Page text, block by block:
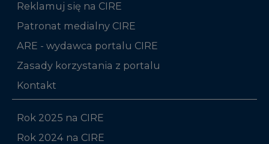
Reklamuj się na CIRE
Patronat medialny CIRE
ARE - wydawca portalu CIRE
Zasady korzystania z portalu
Kontakt
Rok 2025 na CIRE
Rok 2024 na CIRE